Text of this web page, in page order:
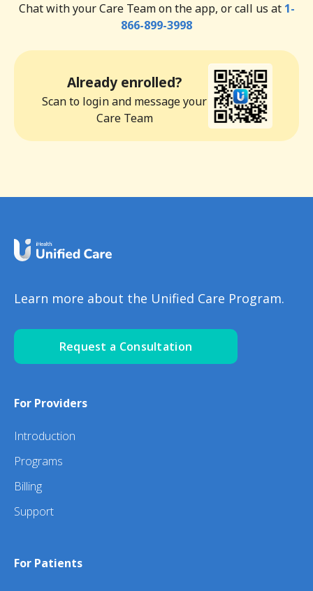
Chat with your Care Team on the app, or call us at 1-
866-899-3998
Already enrolled?
Scan to login and message your
Care Team
Learn more about the Unified Care Program.
Request a Consultation
For Providers
Introduction
Programs
Billing
Support
For Patients